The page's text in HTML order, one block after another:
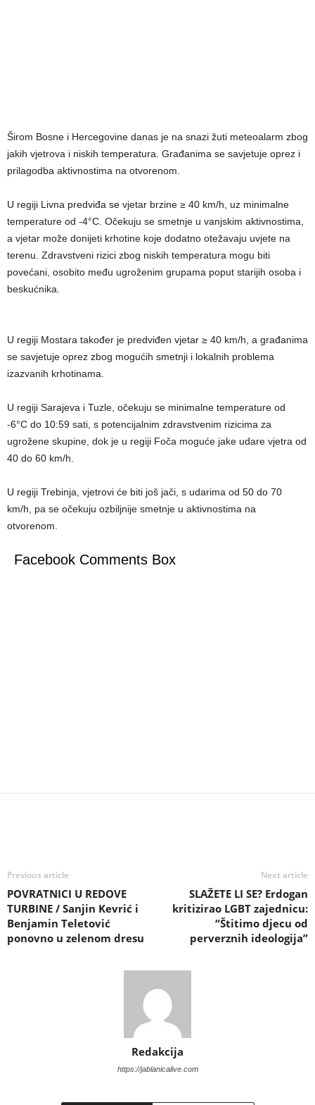
Širom Bosne i Hercegovine danas je na snazi žuti meteoalarm zbog
jakih vjetrova i niskih temperatura. Građanima se savjetuje oprez i
prilagodba aktivnostima na otvorenom.
U regiji Livna predviđa se vjetar brzine ≥ 40 km/h, uz minimalne
temperature od -4°C. Očekuju se smetnje u vanjskim aktivnostima,
a vjetar može donijeti krhotine koje dodatno otežavaju uvjete na
terenu. Zdravstveni rizici zbog niskih temperatura mogu biti
povećani, osobito među ugroženim grupama poput starijih osoba i
beskućnika.
U regiji Mostara također je predviđen vjetar ≥ 40 km/h, a građanima
se savjetuje oprez zbog mogućih smetnji i lokalnih problema
izazvanih krhotinama.
U regiji Sarajeva i Tuzle, očekuju se minimalne temperature od
-6°C do 10:59 sati, s potencijalnim zdravstvenim rizicima za
ugrožene skupine, dok je u regiji Foča moguće jake udare vjetra od
40 do 60 km/h.
U regiji Trebinja, vjetrovi će biti još jači, s udarima od 50 do 70
km/h, pa se očekuju ozbiljnije smetnje u aktivnostima na
otvorenom.
Facebook Comments Box
Previous article
POVRATNICI U REDOVE
TURBINE / Sanjin Kevrić i
Benjamin Teletović
ponovno u zelenom dresu
Next article
SLAŽETE LI SE? Erdogan
kritizirao LGBT zajednicu:
“Štitimo djecu od
perverznih ideologija”
Redakcija
https://jablanicalive.com